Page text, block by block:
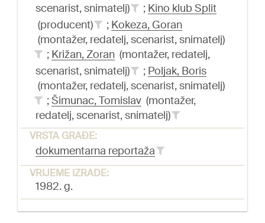
scenarist, snimatelj)
; Kino klub Split
(producent)
; Kokeza, Goran
(montažer, redatelj, scenarist, snimatelj)
; Križan, Zoran (montažer, redatelj,
scenarist, snimatelj)
; Poljak, Boris
(montažer, redatelj, scenarist, snimatelj)
;Šimunac, Tomislav (montažer,
redatelj, scenarist, snimatelj)
VRSTA GRAĐE:
dokumentarna reportaža
VRIJEME IZRADE:
1982. g.